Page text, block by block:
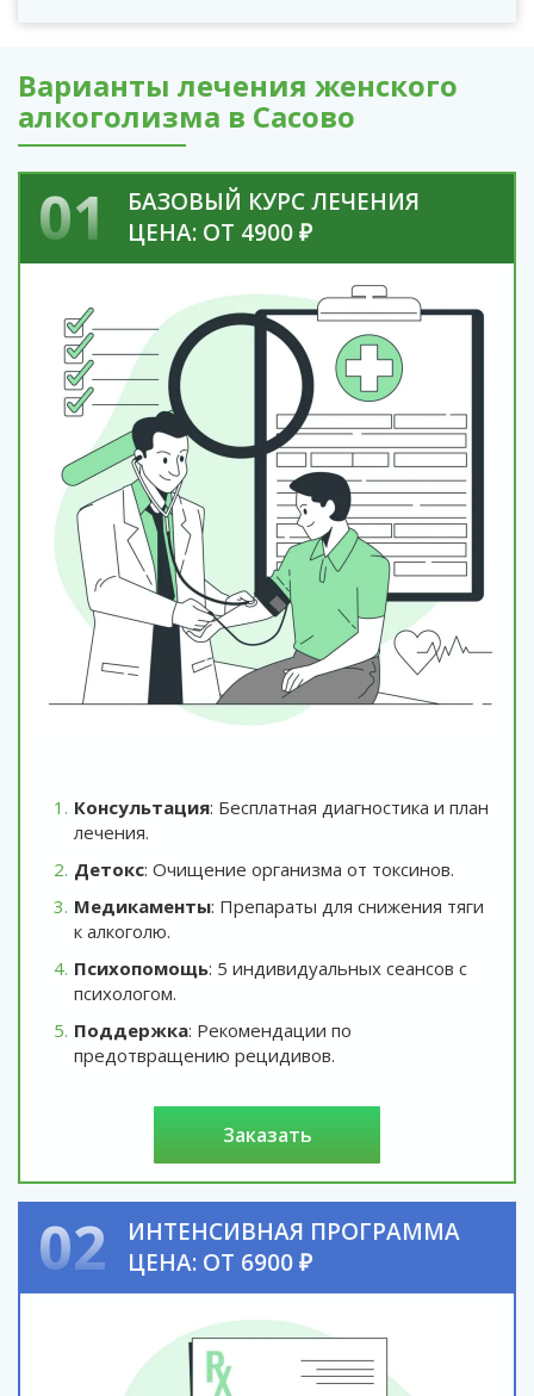
Варианты лечения женского
алкоголизма в Сасово
01
БАЗОВЫЙ КУРС ЛЕЧЕНИЯ
ЦЕНА: ОТ 4900 ₽
Консультация: Бесплатная диагностика и план
лечения.
Детокс: Очищение организма от токсинов.
Медикаменты: Препараты для снижения тяги
к алкоголю.
Психопомощь: 5 индивидуальных сеансов с
психологом.
Поддержка: Рекомендации по
предотвращению рецидивов.
заказать
02
ИНТЕНСИВНАЯ ПРОГРАММА
ЦЕНА: ОТ 6900 ₽